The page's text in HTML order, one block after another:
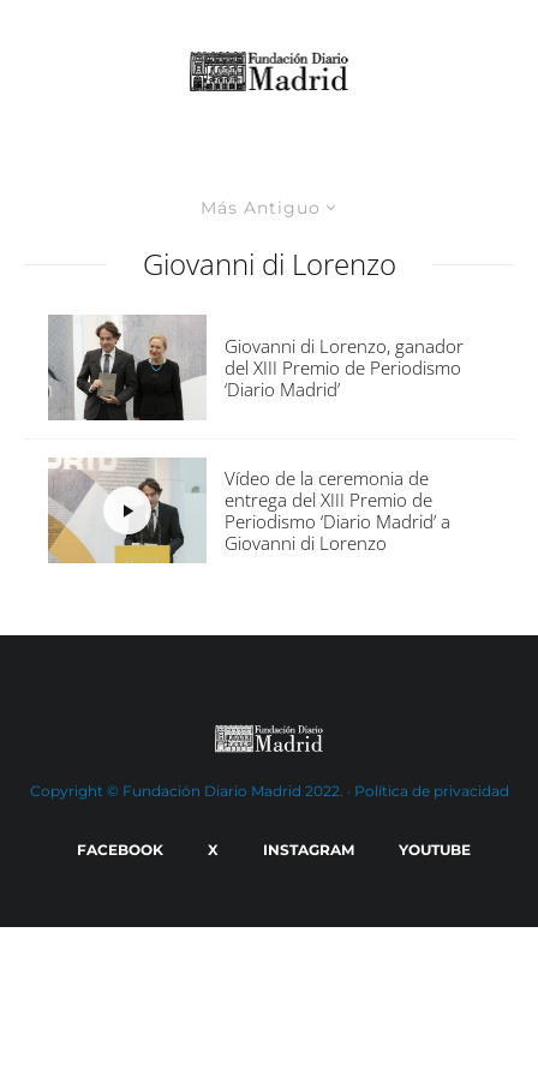
Más Antiguo
Giovanni di Lorenzo
Giovanni di Lorenzo, ganador
del XIII Premio de Periodismo
‘Diario Madrid’
Vídeo de la ceremonia de
entrega del XIII Premio de
Periodismo ‘Diario Madrid’ a
Giovanni di Lorenzo
Copyright © Fundación Diario Madrid 2022. · Política de privacidad
FACEBOOK X INSTAGRAM YOUTUBE